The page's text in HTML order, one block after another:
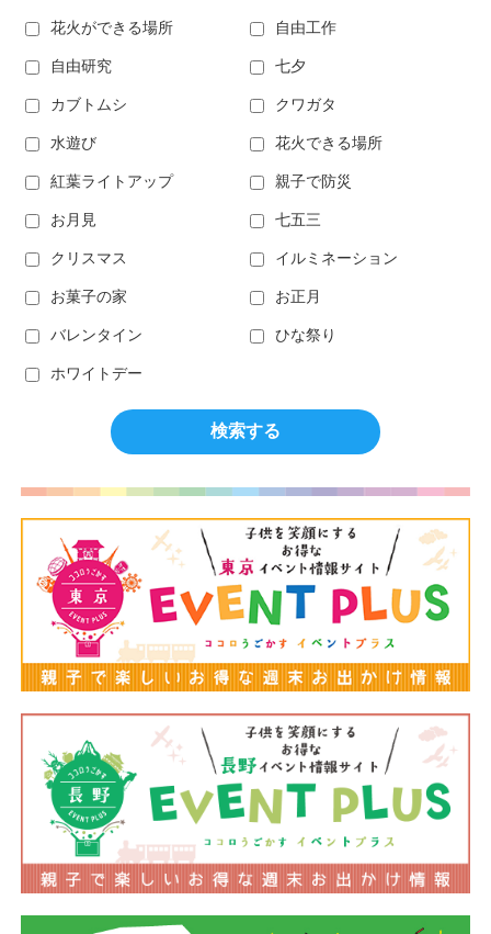
花火ができる場所 自由工作
自由研究 七夕
カブトムシ クワガタ
水遊び 花火できる場所
紅葉ライトアップ 親子で防災
お月見 七五三
クリスマス イルミネーション
お菓子の家 お正月
バレンタイン ひな祭り
ホワイトデー